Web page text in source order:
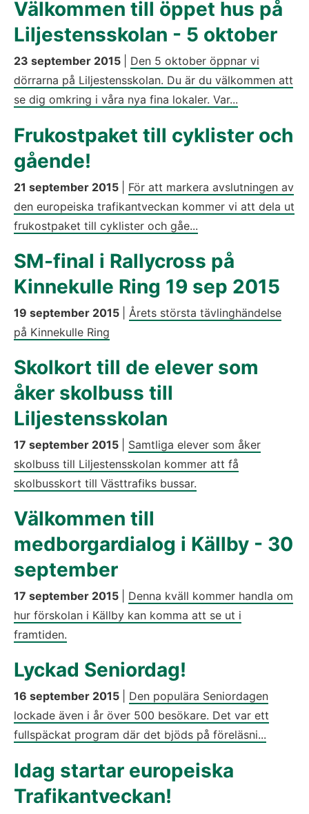
Välkommen till öppet hus på
Liljestensskolan - 5 oktober
23 september 2015
Den 5 oktober öppnar vi
dörrarna på Liljestensskolan. Du är du välkommen att
se dig omkring i våra nya fina lokaler. Var...
Frukostpaket till cyklister och
gående!
21 september 2015
För att markera avslutningen av
den europeiska trafikantveckan kommer vi att dela ut
frukostpaket till cyklister och gåe...
SM-final i Rallycross på
Kinnekulle Ring 19 sep 2015
19 september 2015
Årets största tävlinghändelse
på Kinnekulle Ring
Skolkort till de elever som
åker skolbuss till
Liljestensskolan
17 september 2015
Samtliga elever som åker
skolbuss till Liljestensskolan kommer att få
skolbusskort till Västtrafiks bussar.
Välkommen till
medborgardialog i Källby - 30
september
17 september 2015
Denna kväll kommer handla om
hur förskolan i Källby kan komma att se ut i
framtiden.
Lyckad Seniordag!
16 september 2015
Den populära Seniordagen
lockade även i år över 500 besökare. Det var ett
fullspäckat program där det bjöds på föreläsni...
Idag startar europeiska
Trafikantveckan!